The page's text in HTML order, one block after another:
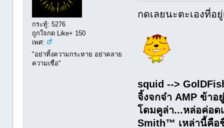
กระทู้: 5276
ถูกใจกด Like+ 150
เพศ:
"อย่าทิ้งความกระหาย อย่าคลาย
ความเชื่อ"
กดเลยนะตะเองที่อยู่
squid -->
จิ้งจกจ๋า AMP ข้า
โดมคูล่า...หล่อค่อด
Smith™ เหล่านี้คือชื่